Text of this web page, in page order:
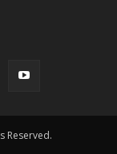
Reserved.